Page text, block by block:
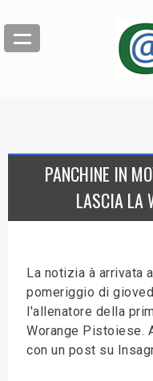
PANCHINE IN
LASCIA LA
La notizia à arrivata
pomeriggio di
l'allenatore della
Worange Pistoiese.
con un post su